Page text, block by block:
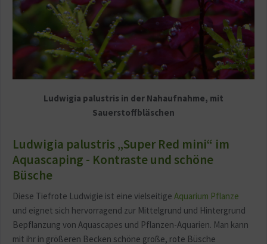
Ludwigia palustris in der Nahaufnahme, mit
Sauerstoffbläschen
Ludwigia palustris „Super Red mini“ im
Aquascaping - Kontraste und schöne
Büsche
Diese Tiefrote Ludwigie ist eine vielseitige Aquarium Pflanze
und eignet sich hervorragend zur Mittelgrund und Hintergrund
Bepflanzung von Aquascapes und Pflanzen-Aquarien. Man kann
mit ihr in größeren Becken schöne große, rote Büsche